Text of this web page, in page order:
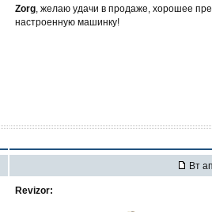
Zorg , желаю удачи в продаже, хорошее
настроенную машинку!
Вт
Revizor: